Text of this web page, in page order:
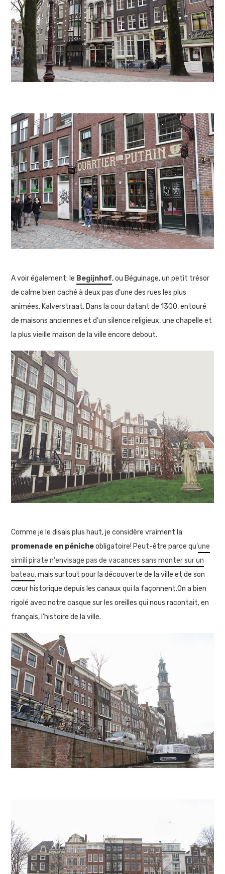
A voir également: le Begijnhof, ou Béguinage, un petit trésor
de calme bien caché à deux pas d'une des rues les plus
animées, Kalverstraat. Dans la cour datant de 1300, entouré
de maisons anciennes et d'un silence religieux, une chapelle et
la plus vieille maison de la ville encore debout.
Comme je le disais plus haut, je considère vraiment la
promenade en pénicheobligatoire! Peut-être parce qu'une
simili pirate n'envisage pas de vacances sans monter sur un
bateau, mais surtout pour la découverte de la ville et de son
cœur historique depuis les canaux qui la façonnent.On a bien
rigolé avec notre casque sur les oreilles qui nous racontait, en
français, l'histoire de la ville.